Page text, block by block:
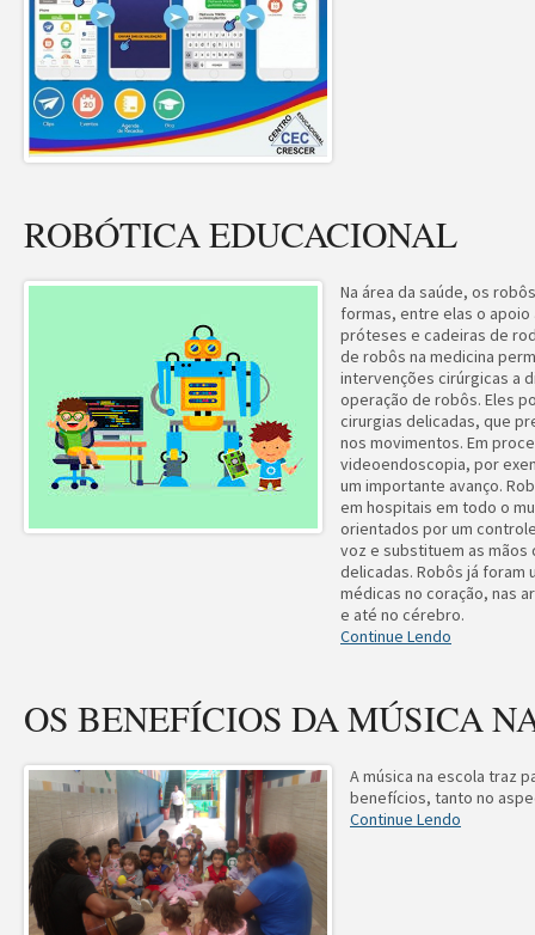
ROBÓTICA EDUCACIONAL
Na área da saúde, os
formas, entre elas o
próteses e cadeiras de
de robôs na medicina
intervenções cirúrgicas a
operação de robôs. Eles
cirurgias delicadas, que
nos movimentos. Em
videoendoscopia, por
um importante avanço.
em hospitais em todo o
orientados por um
voz e substituem as
delicadas. Robôs já foram
médicas no coração, nas
e até no cérebro.
Continue Lendo
OS BENEFÍCIOS DA MÚSICA
A música na escola traz
benefícios, tanto no
Continue Lendo